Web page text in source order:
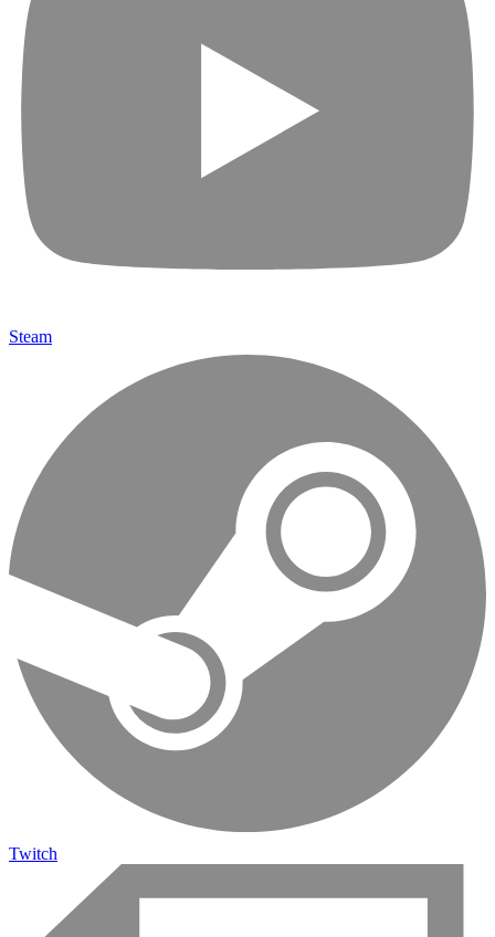
Steam
Twitch